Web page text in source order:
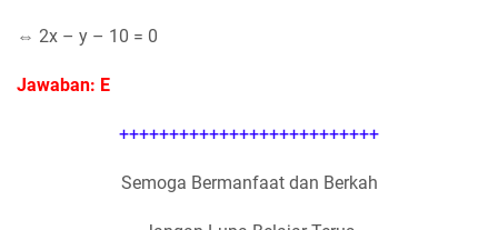
⇔ 2x – y – 10 = 0
Jawaban: E
++++++++++++++++++++++++++
Semoga Bermanfaat dan Berkah